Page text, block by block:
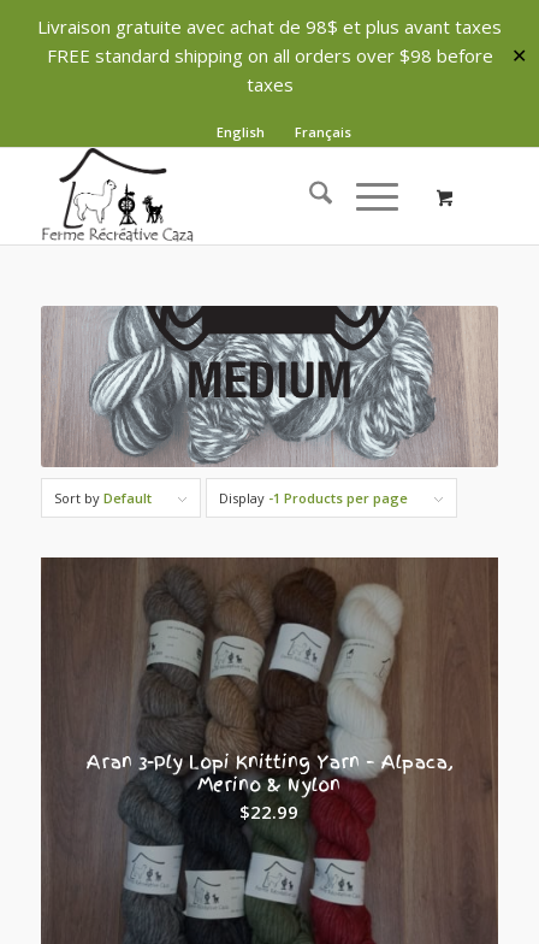
Livraison gratuite avec achat de 98$ et plus avant taxes
FREE standard shipping on all orders over $98 before
taxes
✕
English Français
Sort by Default Display -1 Products per page
Aran 3-Ply Lopi Knitting Yarn – Alpaca,
Merino & Nylon
$22.99